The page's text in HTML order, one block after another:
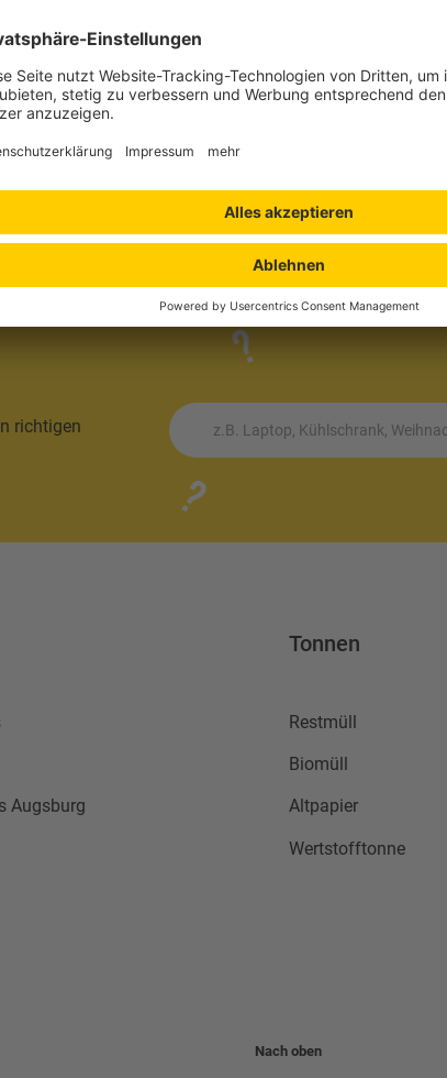
Lebensmittelbereich oder lose
richtigen
z.B. Laptop, Kühlschrank,
Augsburg
Tonnen
Restmüll
Biomüll
Altpapier
Wertstofftonne
Nach oben